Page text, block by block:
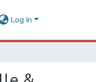
Log In